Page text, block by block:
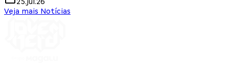
Veja mais Notícias